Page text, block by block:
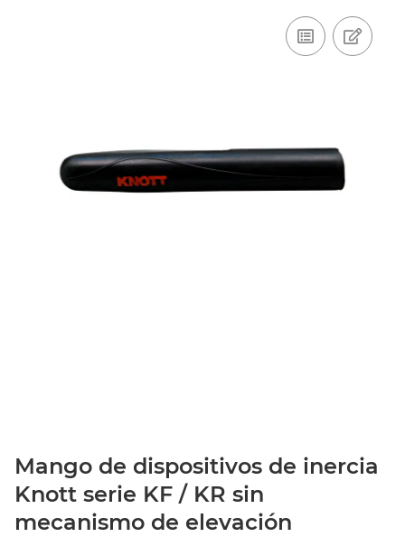
Mango de dispositivos de inercia
Knott serie KF / KR sin
mecanismo de elevación